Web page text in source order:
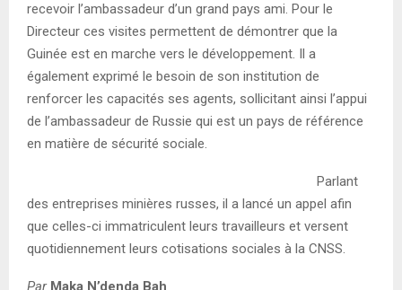
recevoir l’ambassadeur d’un grand pays ami. Pour le
Directeur ces visites permettent de démontrer que la
Guinée est en marche vers le développement. Il a
également exprimé le besoin de son institution de
renforcer les capacités ses agents, sollicitant ainsi l’appui
de l’ambassadeur de Russie qui est un pays de référence
en matière de sécurité sociale.
Parlant
des entreprises minières russes, il a lancé un appel afin
que celles-ci immatriculent leurs travailleurs et versent
quotidiennement leurs cotisations sociales à la CNSS.
Par Maka N’denda Bah